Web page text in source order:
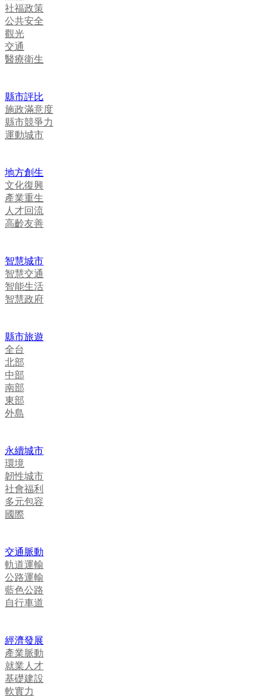
社福政策
公共安全
觀光
交通
醫療衛生
縣市評比
施政滿意度
縣市競爭力
運動城市
地方創生
文化復興
產業重生
人才回流
高齡友善
智慧城市
智慧交通
智能生活
智慧政府
縣市旅遊
全台
北部
中部
南部
東部
外島
永續城市
環境
韌性城市
社會福利
多元包容
國際
交通脈動
軌道運輸
公路運輸
藍色公路
自行車道
經濟發展
產業脈動
就業人才
基礎建設
軟實力